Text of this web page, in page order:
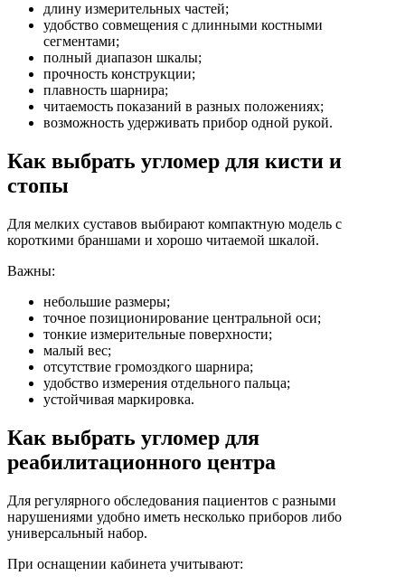
длину измерительных частей;
удобство совмещения с длинными костными
сегментами;
полный диапазон шкалы;
прочность конструкции;
плавность шарнира;
читаемость показаний в разных положениях;
возможность удерживать прибор одной рукой.
Как выбрать угломер для кисти и
стопы
Для мелких суставов выбирают компактную модель с
короткими браншами и хорошо читаемой шкалой.
Важны:
небольшие размеры;
точное позиционирование центральной оси;
тонкие измерительные поверхности;
малый вес;
отсутствие громоздкого шарнира;
удобство измерения отдельного пальца;
устойчивая маркировка.
Как выбрать угломер для
реабилитационного центра
Для регулярного обследования пациентов с разными
нарушениями удобно иметь несколько приборов либо
универсальный набор.
При оснащении кабинета учитывают: